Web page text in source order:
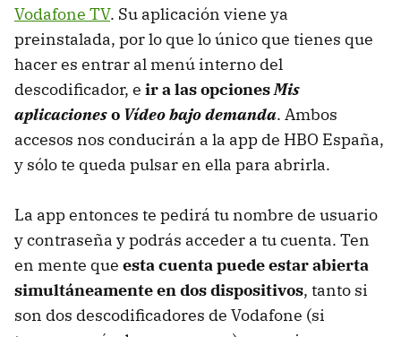
Vodafone TV. Su aplicación viene ya
preinstalada, por lo que lo único que tienes que
hacer es entrar al menú interno del
descodificador, e ir a las opcionesMis
aplicacioneso Vídeo bajo demanda. Ambos
accesos nos conducirán a la app de HBO España,
y sólo te queda pulsar en ella para abrirla.
La app entonces te pedirá tu nombre de usuario
y contraseña y podrás acceder a tu cuenta. Ten
en mente que esta cuenta puede estar abierta
simultáneamente en dos dispositivos, tanto si
son dos descodificadores de Vodafone (si